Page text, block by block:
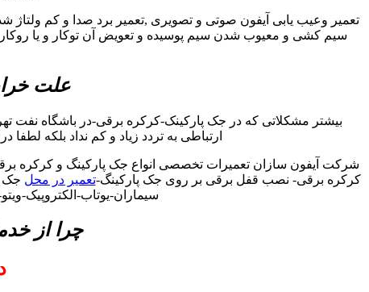
تعمیر وعیب یابی آیفون صوتی و تصویری ,تعمیر برد صدا و کم ولتاژ
سیم کشی و معیوب شدن سیم پوسیده و تعویض آن توکار و یا روکار
علت
بیشتر مشکلاتی که در جک پارکینک-کرکره برقی-در باشگاه
ارتباطی به تردد زیاد و کم نداد بلکه
شرکت آیفون سازان تعمیرات تخصصی انواع جک پارکینگ و کرکره
کرکره برقی- نصب قفل برقی بر روی جک پارکینگ-تعمیر در محل جک
سیماران-یوتاب-الکتروپیک-
چرا از